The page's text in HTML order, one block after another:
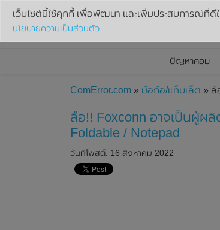
ปัญหาคอม
ComError.com » มือถือ/แท็บเล็ต » ลื
ลือ!! Foxconn อาจเป็นผู้ผลิ
Foldable / Notepad
วันที่โพสต์: 16 สิงหาคม 2022
เว็บไซต์นี้ใช้คุกกี้ เพื่อพัฒนา และเพิ่มประสบการณ์ที่ดีใ
นโยบายความเป็นส่วนตัว